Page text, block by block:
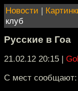
Новости |
клуб
Русские в Гоа
21.02.12 20:15 |
С мест сообщают: